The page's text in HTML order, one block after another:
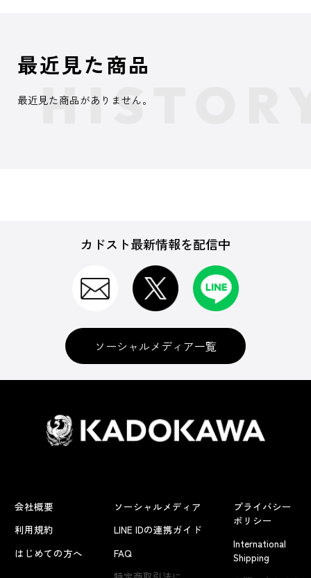
よくあるお問い合わせ
最近見た商品
最近見た商品がありません。
カドスト最新情報を配信中
ソーシャルメディア一覧
会社概要
利用規約
はじめての方へ
ソーシャルメディア
LINE IDの連携ガイド
FAQ
プライバシー
ポリシー
International
Shipping